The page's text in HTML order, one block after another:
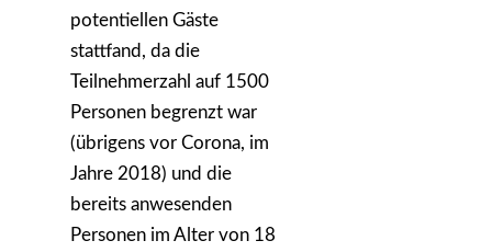
potentiellen Gäste
stattfand, da die
Teilnehmerzahl auf 1500
Personen begrenzt war
(übrigens vor Corona, im
Jahre 2018) und die
bereits anwesenden
Personen im Alter von 18